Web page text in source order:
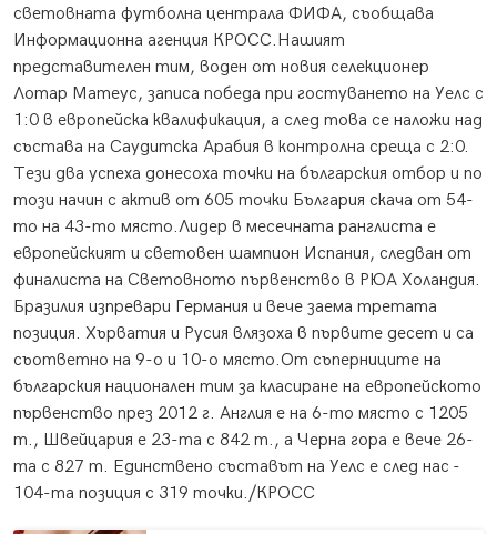
световната футболна централа ФИФА, съобщава
Информационна агенция КРОСС.Нашият
представителен тим, воден от новия селекционер
Лотар Матеус, записа победа при гостуването на Уелс с
1:0 в европейска квалификация, а след това се наложи над
състава на Саудитска Арабия в контролна среща с 2:0.
Тези два успеха донесоха точки на българския отбор и по
този начин с актив от 605 точки България скача от 54-
то на 43-то място.Лидер в месечната ранглиста е
европейският и световен шампион Испания, следван от
финалиста на Световното първенство в РЮА Холандия.
Бразилия изпревари Германия и вече заема третата
позиция. Хърватия и Русия влязоха в първите десет и са
съответно на 9-о и 10-о място.От съперниците на
българския национален тим за класиране на европейското
първенство през 2012 г. Англия е на 6-то място с 1205
т., Швейцария е 23-та с 842 т., а Черна гора е вече 26-
та с 827 т. Единствено съставът на Уелс е след нас -
104-та позиция с 319 точки./КРОСС